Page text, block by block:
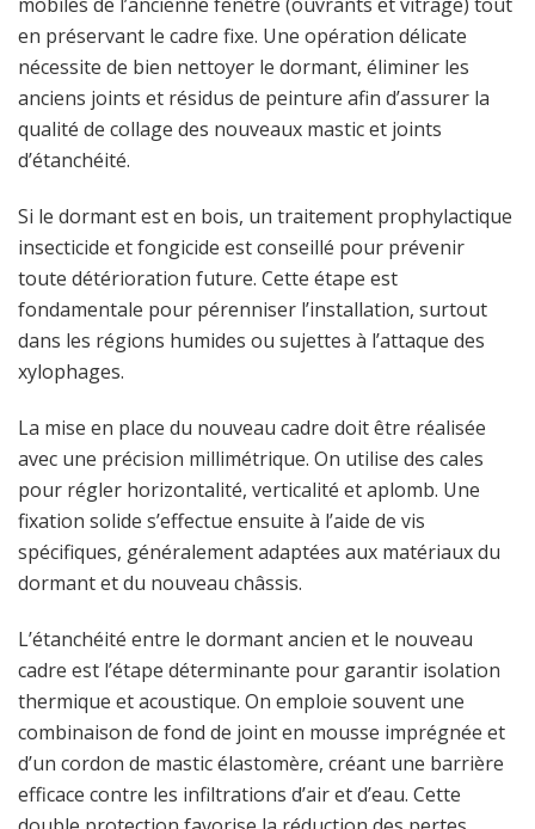
en préservant le cadre fixe. Une opération délicate
nécessite de bien nettoyer le dormant, éliminer les
anciens joints et résidus de peinture afin d’assurer la
qualité de collage des nouveaux mastic et joints
d’étanchéité.
Si le dormant est en bois, un traitement prophylactique
insecticide et fongicide est conseillé pour prévenir
toute détérioration future. Cette étape est
fondamentale pour pérenniser l’installation, surtout
dans les régions humides ou sujettes à l’attaque des
xylophages.
La mise en place du nouveau cadre doit être réalisée
avec une précision millimétrique. On utilise des cales
pour régler horizontalité, verticalité et aplomb. Une
fixation solide s’effectue ensuite à l’aide de vis
spécifiques, généralement adaptées aux matériaux du
dormant et du nouveau châssis.
L’étanchéité entre le dormant ancien et le nouveau
cadre est l’étape déterminante pour garantir isolation
thermique et acoustique. On emploie souvent une
combinaison de fond de joint en mousse imprégnée et
d’un cordon de mastic élastomère, créant une barrière
efficace contre les infiltrations d’air et d’eau. Cette